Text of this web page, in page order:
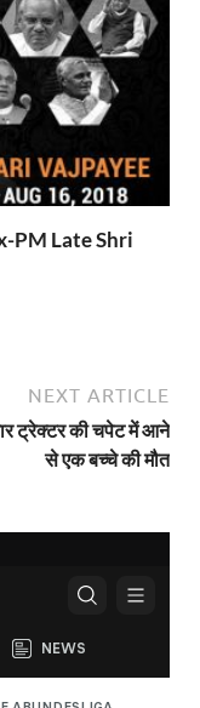
PM Late Shri
NEXT ARTICLE
ट्रेक्टर की चपेट में आने
से एक बच्चे की मौत